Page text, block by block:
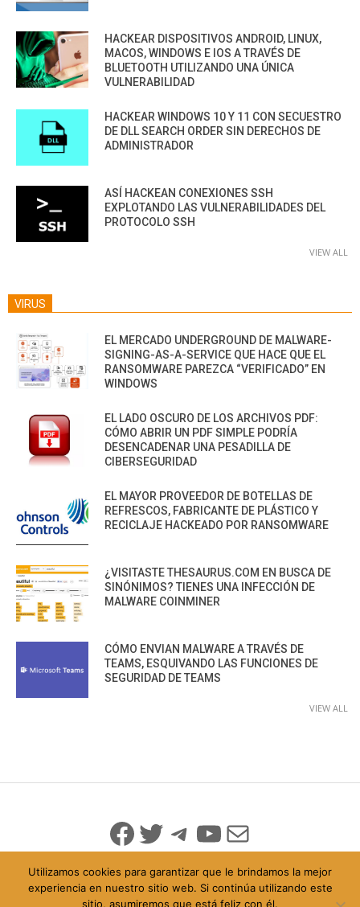
HACKEAR DISPOSITIVOS ANDROID, LINUX,
MACOS, WINDOWS E IOS A TRAVÉS DE
BLUETOOTH UTILIZANDO UNA ÚNICA
VULNERABILIDAD
HACKEAR WINDOWS 10 Y 11 CON SECUESTRO
DE DLL SEARCH ORDER SIN DERECHOS DE
ADMINISTRADOR
ASÍ HACKEAN CONEXIONES SSH
EXPLOTANDO LAS VULNERABILIDADES DEL
PROTOCOLO SSH
VIEW ALL
VIRUS
EL MERCADO UNDERGROUND DE MALWARE-
SIGNING-AS-A-SERVICE QUE HACE QUE EL
RANSOMWARE PAREZCA “VERIFICADO” EN
WINDOWS
EL LADO OSCURO DE LOS ARCHIVOS PDF:
CÓMO ABRIR UN PDF SIMPLE PODRÍA
DESENCADENAR UNA PESADILLA DE
CIBERSEGURIDAD
EL MAYOR PROVEEDOR DE BOTELLAS DE
REFRESCOS, FABRICANTE DE PLÁSTICO Y
RECICLAJE HACKEADO POR RANSOMWARE
¿VISITASTE THESAURUS.COM EN BUSCA DE
SINÓNIMOS? TIENES UNA INFECCIÓN DE
MALWARE COINMINER
CÓMO ENVIAN MALWARE A TRAVÉS DE
TEAMS, ESQUIVANDO LAS FUNCIONES DE
SEGURIDAD DE TEAMS
VIEW ALL
Facebook
Twitter
Telegram
YouTube
Mail
Utilizamos cookies para garantizar que le brindamos la mejor
experiencia en nuestro sitio web. Si continúa utilizando este
sitio, asumiremos que está feliz con él.